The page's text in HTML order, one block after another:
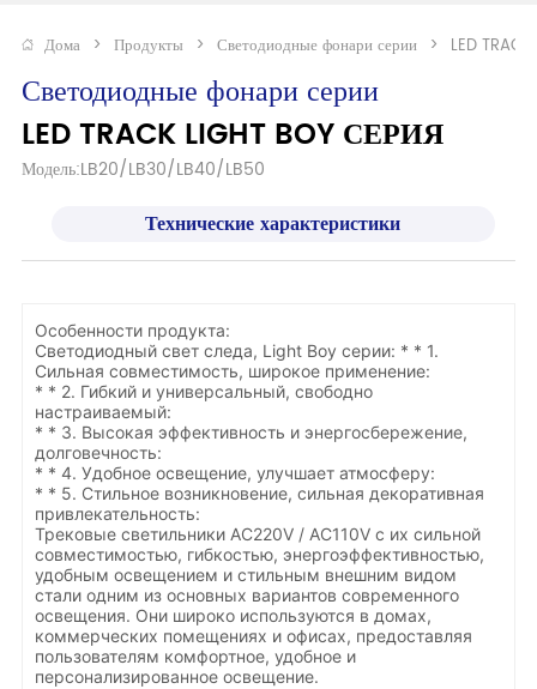
Дома > Продукты > Светодиодные фонари серии > LED
Светодиодные фонари серии
LED TRACK LIGHT BOY СЕРИЯ
Модель:LB20/LB30/LB40/LB50
Технические характеристики
Особенности продукта:
Светодиодный свет следа, Light Boy серии: * * 1.
Сильная совместимость, широкое применение:
* * 2. Гибкий и универсальный, свободно
настраиваемый:
* * 3. Высокая эффективность и энергосбережение,
долговечность:
* * 4. Удобное освещение, улучшает атмосферу:
* * 5. Стильное возникновение, сильная декоративная
привлекательность:
Трековые светильники AC220V / AC110V с их сильной
совместимостью, гибкостью, энергоэффективностью,
удобным освещением и стильным внешним видом
стали одним из основных вариантов современного
освещения. Они широко используются в домах,
коммерческих помещениях и офисах, предоставляя
пользователям комфортное, удобное и
персонализированное освещение.